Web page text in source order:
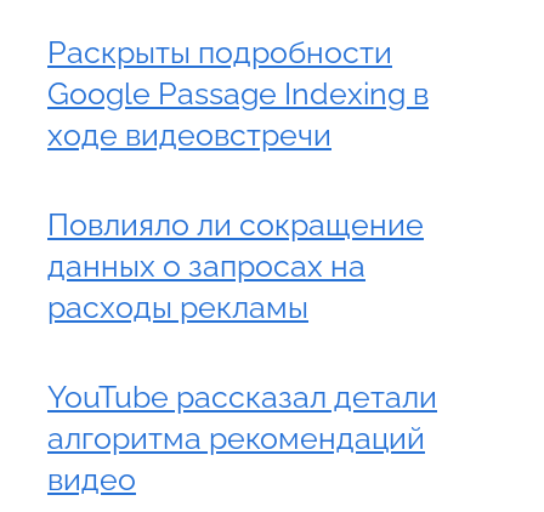
Раскрыты подробности
Google Passage Indexing в
ходе видеовстречи
Повлияло ли сокращение
данных о запросах на
расходы рекламы
YouTube рассказал детали
алгоритма рекомендаций
видео